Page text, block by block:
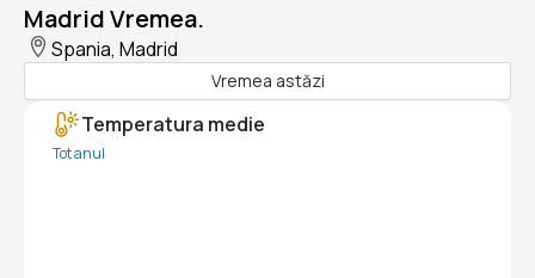
Madrid Vremea.
Spania, Madrid
Vremea astăzi
Temperatura medie
Tot anul